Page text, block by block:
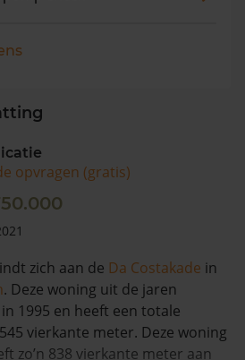
opvragen (gratis)
zich aan de Da Costakade in
. Deze woning uit de jaren
1995 en heeft een totale
vierkante meter. Deze woning
zo’n 838 vierkante meter aan